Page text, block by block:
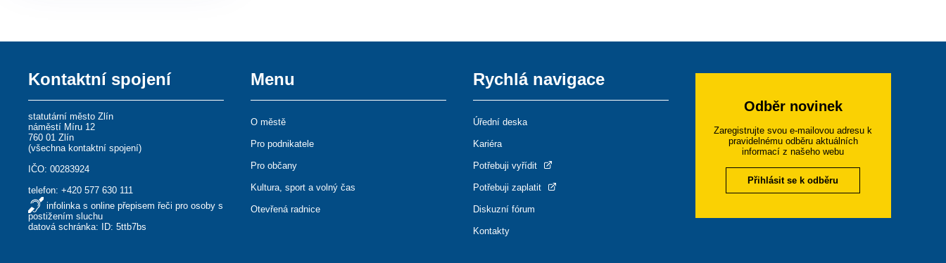
Kontaktní spojení
statutární město Zlín
náměstí Míru 12
760 01 Zlín
(všechna kontaktní spojení)
IČO: 00283924
telefon:+420 577 630 111
infolinka s online přepisem řeči pro osoby s
postižením sluchu
datová schránka: ID: 5ttb7bs
Menu
O městě
Pro podnikatele
Pro občany
Kultura, sport a volný čas
Otevřená radnice
Rychlá navigace
Úřední deska
Kariéra
Potřebuji vyřídit
Potřebuji zaplatit
Diskuzní fórum
Kontakty
Odběr novinek
Zaregistrujte svou e-mailovou adresu k
pravidelnému odběru aktuálních
informací z našeho webu
Přihlásit se k odběru